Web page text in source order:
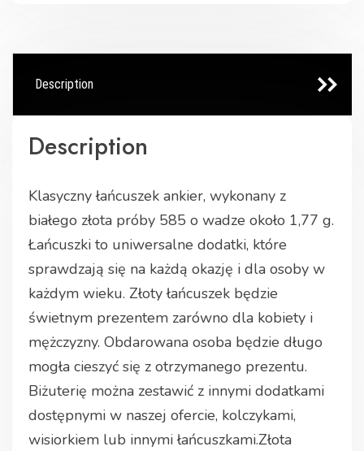
Description
Description
Klasyczny łańcuszek ankier, wykonany z
białego złota próby 585 o wadze około 1,77 g.
Łańcuszki to uniwersalne dodatki, które
sprawdzają się na każdą okazję i dla osoby w
każdym wieku. Złoty łańcuszek będzie
świetnym prezentem zarówno dla kobiety i
mężczyzny. Obdarowana osoba będzie długo
mogła cieszyć się z otrzymanego prezentu.
Biżuterię można zestawić z innymi dodatkami
dostępnymi w naszej ofercie, kolczykami,
wisiorkiem lub innymi łańcuszkami.Złota